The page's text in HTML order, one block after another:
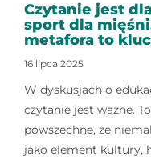
Czytanie jest
sport dla
metafora to
16 lipca 2025
W dyskusjach o
czytanie jest ważne.
powszechne, że
jako element kultury,